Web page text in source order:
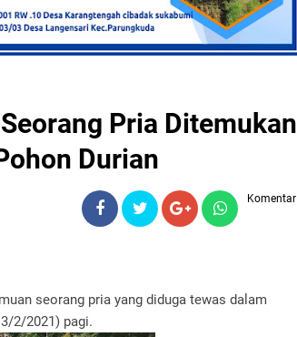
Pria Ditemukan
Durian
Komentar
seorang pria yang diduga tewas dalam
2/2021) pagi.